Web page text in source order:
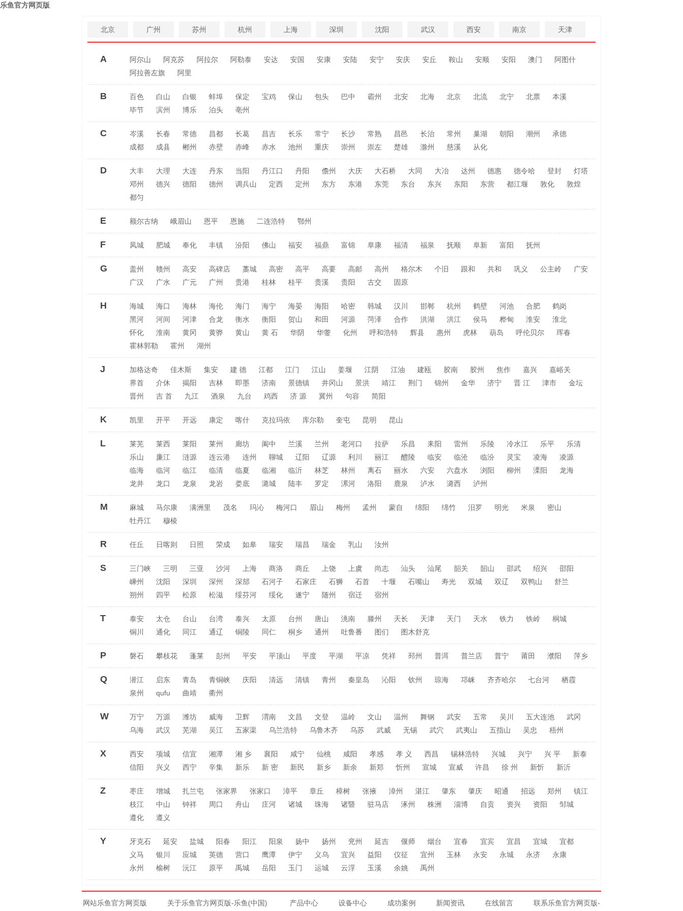
乐鱼官方网页版
北京 广州 苏州 杭州 上海 深圳 沈阳 武汉 西安 南京 天津
A 阿尔山 阿克苏 阿拉尔 阿勒泰 安达 安国 安康 安陆 安宁 安庆 安丘 鞍山 安顺 安阳 澳门
阿图什
阿拉善左旗
阿里
B 百色 白山 白银 蚌埠 保定 宝鸡 保山 包头 巴中 霸州 北安 北海 北京 北流 北宁 北票
本溪
毕节
滨州 博乐 泊头 亳州
C 岑溪 长春 常德 昌都 长葛 昌吉 长乐 常宁 长沙 常熟 昌邑 长治 常州 巢湖 朝阳 潮州
承德
成都
成县 郴州 赤壁 赤峰 赤水 池州 重庆 崇州 崇左 楚雄 滁州 慈溪 从化
D 大丰 大理 大连 丹东 当阳 丹江口 丹阳 儋州 大庆 大石桥 大同 大冶 达州 德惠 德令哈 登封
灯塔
邓州
德兴 德阳 德州 调兵山 定西 定州 东方 东港 东莞 东台 东兴 东阳 东营 都江堰 敦化
敦煌
都匀
E 额尔古纳 峨眉山 恩平 恩施 二连浩特 鄂州
F 凤城 肥城 奉化 丰镇 汾阳 佛山 福安 福鼎 富锦 阜康 福清 福泉 抚顺 阜新 富阳 抚州
G 盖州 赣州 高安 高碑店 藁城 高密 高平 高要 高邮 高州 格尔木 个旧 跟和 共和 巩义 公主岭
广安
广汉
广水 广元 广州 贵港 桂林 桂平 贵溪 贵阳 古交 固原
H 海城 海口 海林 海伦 海门 海宁 海晏 海阳 哈密 韩城 汉川 邯郸 杭州 鹤壁 河池 合肥
鹤岗
黑河
河间 河津 合龙 衡水 衡阳 贺山 和田 河源 菏泽 合作 洪湖 洪江 侯马 桦甸 淮安
淮北
怀化
淮南 黄冈 黄骅 黄山 黄 石 华阴 华蓥 化州 呼和浩特 辉县 惠州 虎林 葫岛 呼伦贝尔
珲春
霍林郭勒
霍州 湖州
J 加格达奇 佳木斯 集安 建 德 江都 江门 江山 姜堰 江阴 江油 建瓯 胶南 胶州 焦作 嘉兴
嘉峪关
界首
介休 揭阳 吉林 即墨 济南 景德镇 井冈山 景洪 靖江 荆门 锦州 金华 济宁 晋 江 津市
金坛
晋州
吉 首 九江 酒泉 九台 鸡西 济 源 冀州 句容 简阳
K 凯里 开平 开远 康定 喀什 克拉玛依 库尔勒 奎屯 昆明 昆山
L 莱芜 莱西 莱阳 莱州 廊坊 阆中 兰溪 兰州 老河口 拉萨 乐昌 耒阳 雷州 乐陵 冷水江 乐平
乐清
乐山
廉江 涟源 连云港 连州 聊城 辽阳 辽源 利川 丽江 醴陵 临安 临沧 临汾 灵宝 凌海
凌源
临海
临河 临江 临清 临夏 临湘 临沂 林芝 林州 离石 丽水 六安 六盘水 浏阳 柳州 溧阳
龙海
龙井
龙口 龙泉 龙岩 娄底 潞城 陆丰 罗定 漯河 洛阳 鹿泉 泸水 潞西 泸州
M 麻城 马尔康 满洲里 茂名 玛沁 梅河口 眉山 梅州 孟州 蒙自 绵阳 绵竹 汨罗 明光 米泉
密山
牡丹江
穆棱
R 任丘 日喀则 日照 荣成 如皋 瑞安 瑞昌 瑞金 乳山 汝州
S 三门峡 三明 三亚 沙河 上海 商洛 商丘 上饶 上虞 尚志 汕头 汕尾 韶关 韶山 邵武 绍兴
邵阳
嵊州
沈阳 深圳 深州 深邡 石河子 石家庄 石狮 石首 十堰 石嘴山 寿光 双城 双辽 双鸭山
舒兰
朔州
四平 松原 松滋 绥芬河 绥化 遂宁 随州 宿迁 宿州
T 泰安 太仓 台山 台湾 泰兴 太原 台州 唐山 洮南 滕州 天长 天津 天门 天水 铁力 铁岭
桐城
铜川
通化 同江 通辽 铜陵 同仁 桐乡 通州 吐鲁番 图们 图木舒克
P 磐石 攀枝花 蓬莱 彭州 平安 平顶山 平度 平湖 平凉 凭祥 邳州 普洱 普兰店 普宁 莆田 濮阳 萍乡
Q 潜江 启东 青岛 青铜峡 庆阳 清远 清镇 青州 秦皇岛 沁阳 钦州 琼海 邛崃 齐齐哈尔 七台河
栖霞
泉州
qufu 曲靖 衢州
W 万宁 万源 潍坊 威海 卫辉 渭南 文昌 文登 温岭 文山 温州 舞钢 武安 五常 吴川 五大连池
武冈
乌海
武汉 芜湖 吴江 五家渠 乌兰浩特 乌鲁木齐 乌苏 武威 无锡 武穴 武夷山 五指山 吴忠 梧州
X 西安 项城 信宜 湘潭 湘 乡 襄阳 咸宁 仙桃 咸阳 孝感 孝 义 西昌 锡林浩特 兴城 兴宁 兴 平
新泰
信阳
兴义 西宁 辛集 新乐 新 密 新民 新乡 新余 新郑 忻州 宣城 宣威 许昌 徐 州 新忻 新沂
Z 枣庄 增城 扎兰屯 张家界 张家口 漳平 章丘 樟树 张掖 漳州 湛江 肇东 肇庆 昭通 招远 郑州
镇江
枝江
中山 钟祥 周口 舟山 庄河 诸城 珠海 诸暨 驻马店 涿州 株洲 淄博 自贡 资兴 资阳
邹城
遵化
遵义
Y 牙克石 延安 盐城 阳春 阳江 阳泉 扬中 扬州 兖州 延吉 偃师 烟台 宜春 宜宾 宜昌 宜城
宜都
义马
银川 应城 英德 营口 鹰潭 伊宁 义乌 宜兴 益阳 仪征 宜州 玉林 永安 永城 永济
永康
永州
榆树 沅江 原平 禹城 岳阳 玉门 运城 云浮 玉溪 余姚 禹州
网站乐鱼官方网页版 关于乐鱼官方网页版-乐鱼(中国) 产品中心 设备中心 成功案例 新闻资讯 在线留言 联系乐鱼官方网页版-